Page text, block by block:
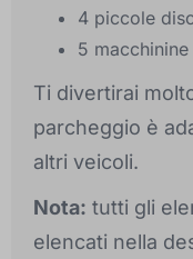
4 piccole
5 macchinine
Ti divertirai
parcheggio è
altri veicoli.
Nota: tutti gli
elencati nella